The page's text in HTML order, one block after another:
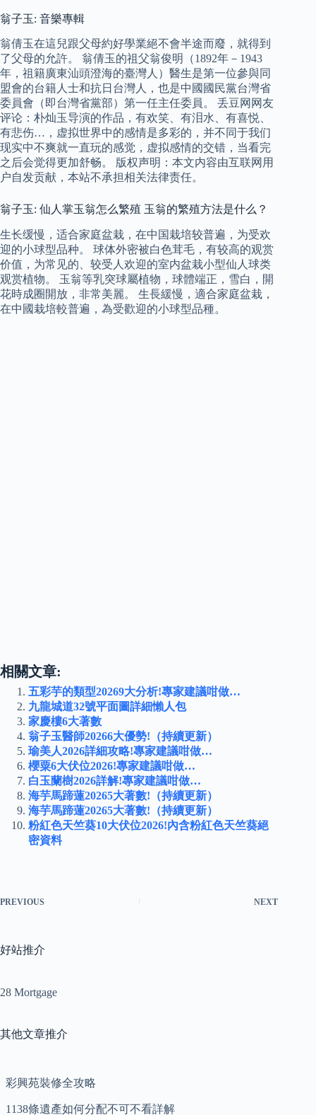
翁子玉: 音樂專輯
翁倩玉在這兒跟父母約好學業絕不會半途而廢，就得到
了父母的允許。 翁倩玉的祖父翁俊明（1892年－1943
年，祖籍廣東汕頭澄海的臺灣人）醫生是第一位參與同
盟會的台籍人士和抗日台灣人，也是中國國民黨台灣省
委員會（即台灣省黨部）第一任主任委員。 丢豆网网友
评论：朴灿玉导演的作品，有欢笑、有泪水、有喜悦、
有悲伤…，虚拟世界中的感情是多彩的，并不同于我们
现实中不爽就一直玩的感觉，虚拟感情的交错，当看完
之后会觉得更加舒畅。 版权声明：本文内容由互联网用
户自发贡献，本站不承担相关法律责任。
翁子玉: 仙人掌玉翁怎么繁殖 玉翁的繁殖方法是什么？
生长缓慢，适合家庭盆栽，在中国栽培较普遍，为受欢
迎的小球型品种。 球体外密被白色茸毛，有较高的观赏
价值，为常见的、较受人欢迎的室内盆栽小型仙人球类
观赏植物。 玉翁等乳突球屬植物，球體端正，雪白，開
花時成圈開放，非常美麗。 生長緩慢，適合家庭盆栽，
在中國栽培較普遍，為受歡迎的小球型品種。
相關文章:
五彩芋的類型20269大分析!專家建議咁做…
九龍城道32號平面圖詳細懶人包
家慶樓6大著數
翁子玉醫師20266大優勢!（持續更新）
瑜美人2026詳細攻略!專家建議咁做…
櫻粟6大伏位2026!專家建議咁做…
白玉蘭樹2026詳解!專家建議咁做…
海芋馬蹄蓮20265大著數!（持續更新）
海芋馬蹄蓮20265大著數!（持續更新）
粉紅色天竺葵10大伏位2026!內含粉紅色天竺葵絕
密資料
PREVIOUS NEXT
好站推介
28 Mortgage
其他文章推介
彩興苑裝修全攻略
1138條遺產如何分配不可不看詳解